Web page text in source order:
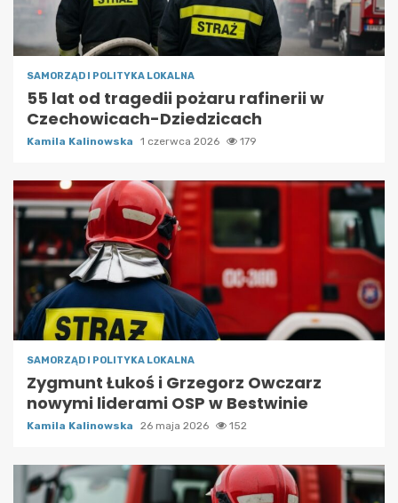
SAMORZĄD I POLITYKA LOKALNA
55 lat od tragedii pożaru rafinerii w
Czechowicach-Dziedzicach
Kamila Kalinowska 1 czerwca 2026 179
SAMORZĄD I POLITYKA LOKALNA
Zygmunt Łukoś i Grzegorz Owczarz
nowymi liderami OSP w Bestwinie
Kamila Kalinowska 26 maja 2026 152